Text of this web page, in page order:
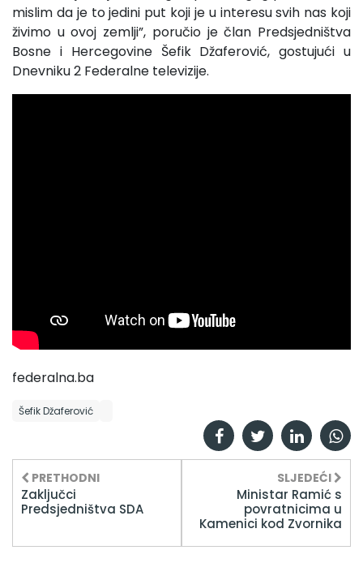
mislim da je to jedini put koji je u interesu svih nas koji
živimo u ovoj zemlji”, poručio je član Predsjedništva
Bosne i Hercegovine Šefik Džaferović, gostujući u
Dnevniku 2 Federalne televizije.
federalna.ba
Šefik Džaferović
PRETHODNI
Zaključci
Predsjedništva SDA
SLJEDEĆI
Ministar Ramić s
povratnicima u
Kamenici kod Zvornika